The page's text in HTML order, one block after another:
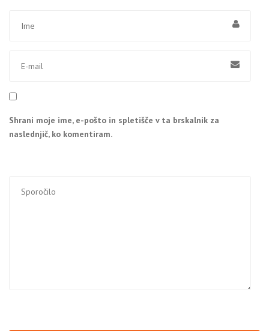
Shrani moje ime, e-pošto in spletišče v ta brskalnik za
naslednjič, ko komentiram.